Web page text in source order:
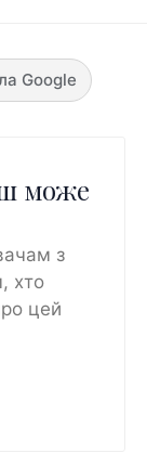
Google
може
з
хто
цей